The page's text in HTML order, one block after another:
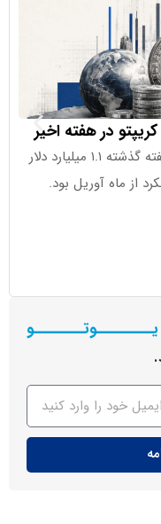
صندوق‌های ETF بیت‌کوین و اتریوم هفته گذشته ۱.۱ میلیارد دلار
بود.
اصابت